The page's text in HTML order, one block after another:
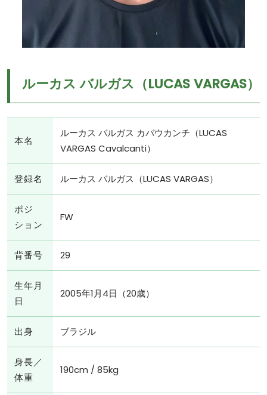
ルーカス バルガス（LUCAS VARGAS）
本名
ルーカス バルガス カバウカンチ（LUCAS
VARGAS Cavalcanti）
登録名 ルーカス バルガス（LUCAS VARGAS）
ポジ
ション
FW
背番号 29
生年月
日
2005年1月4日（20歳）
出身 ブラジル
身長／
体重
190cm / 85kg